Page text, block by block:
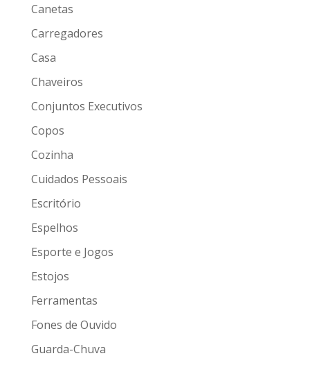
Canetas
Carregadores
Casa
Chaveiros
Conjuntos Executivos
Copos
Cozinha
Cuidados Pessoais
Escritório
Espelhos
Esporte e Jogos
Estojos
Ferramentas
Fones de Ouvido
Guarda-Chuva